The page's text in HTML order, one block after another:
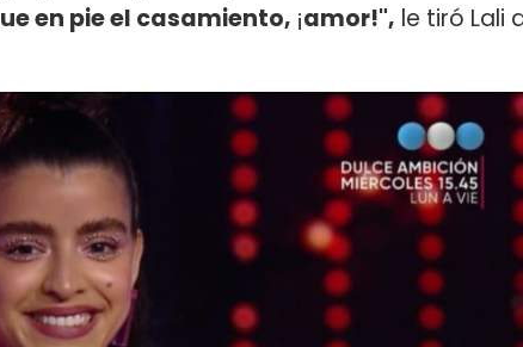
en pie el casamiento, ¡amor!", le tiró Lali